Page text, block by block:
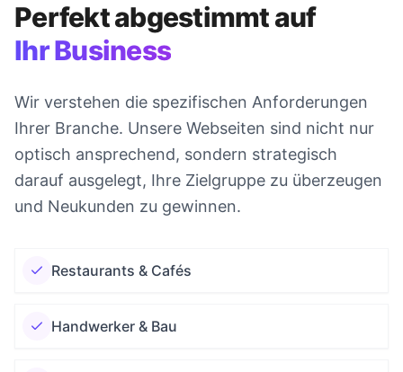
Perfekt abgestimmt auf
Ihr Business
Wir verstehen die spezifischen Anforderungen
Ihrer Branche. Unsere Webseiten sind nicht nur
optisch ansprechend, sondern strategisch
darauf ausgelegt, Ihre Zielgruppe zu überzeugen
und Neukunden zu gewinnen.
Restaurants & Cafés
Handwerker & Bau